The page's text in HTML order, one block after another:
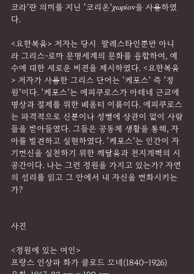
코라’란 의미를 지닌 ‘코리온’χωρἰον을 사용하였
다.
<요한복음> 저자는 당시  팔레스타인뿐만 아니
라 그리스-로마 문명세계의 문화를 융합하여, 예
수에 대한 새로운 비젼을 제시하였다. <요한복음
> 저자가 사용한 그리스 단어는 ‘케포스’ 즉 ‘정
원’이다. ‘케포스’는 에피쿠로스가 아테네 근교에
명상과 절제를 위한 배움터 이름이다. 에피쿠로스
는 파격적으로 신분이나 성별에 상관이 없이 사람
들을 받아들였다. 그들은 공동체 생활을 통해, 자
아를 발견하고 실현하였다. ‘케포스’는 인간이 자
기변신을 실천하기 위한 깨달음과 천지개벽의 시
공간이다. 나는 그런 정원을 가지고 있는가? 자연
의 섭리를 읽고 그 안에서 내 자신을 변화시키는
가?
사진
<정원에 있는 여인>
프랑스 인상파 화가 클로드 모네(1840–1926)